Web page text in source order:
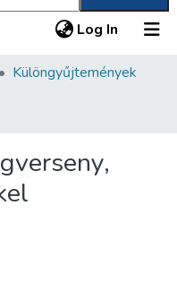
Log In (current)
Különgyűjtemények